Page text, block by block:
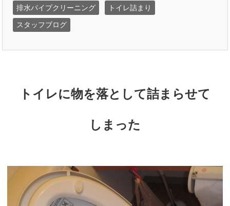
排水パイプクリーニング トイレ詰まり
スタッフブログ
トイレに物を落として詰まらせて
しまった